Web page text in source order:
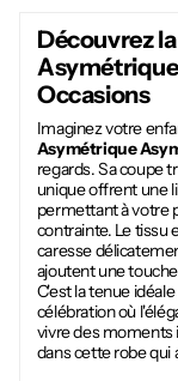
Découvrez la
Occasions
Imaginez votre
Asymétrique
regards. Sa coupe
unique offrent une
permettant à votre
contrainte. Le tissu
caresse
ajoutent une
C'est la tenue
célébration où
vivre des moments
dans cette robe qui